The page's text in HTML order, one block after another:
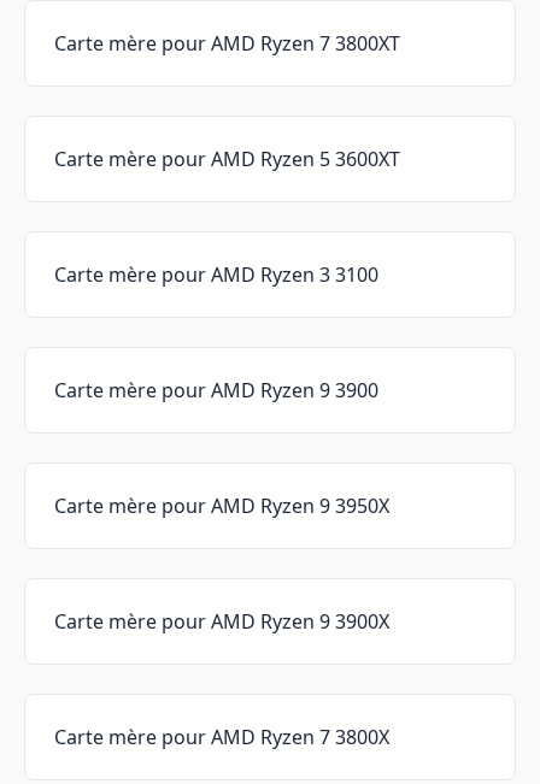
Carte mère pour AMD Ryzen 7 3800XT
Carte mère pour AMD Ryzen 5 3600XT
Carte mère pour AMD Ryzen 3 3100
Carte mère pour AMD Ryzen 9 3900
Carte mère pour AMD Ryzen 9 3950X
Carte mère pour AMD Ryzen 9 3900X
Carte mère pour AMD Ryzen 7 3800X